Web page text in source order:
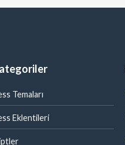
Temaları
Eklentileri